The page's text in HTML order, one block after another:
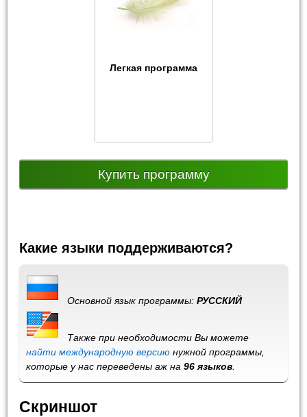
Легкая программа
Купить программу
Какие языки поддерживаются?
Основной язык программы:РУССКИЙ
Также при необходимости Вы можете
найти международную версию нужной программы,
которые у нас переведены аж на96 языков
Скриншот